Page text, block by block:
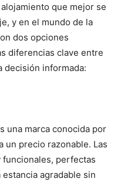
que mejor se
y en el mundo de la
dos opciones
diferencias clave entre
decisión informada:
una marca conocida por
un precio razonable. Las
funcionales, perfectas
agradable sin